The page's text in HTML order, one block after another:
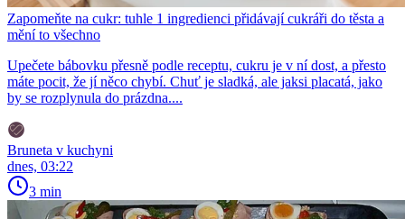
Zapomeňte na cukr: tuhle 1 ingredienci přidávají cukráři do těsta a
mění to všechno
Upečete bábovku přesně podle receptu, cukru je v ní dost, a přesto
máte pocit, že jí něco chybí. Chuť je sladká, ale jaksi placatá, jako
by se rozplynula do prázdna....
Bruneta v kuchyni
dnes, 03:22
3 min